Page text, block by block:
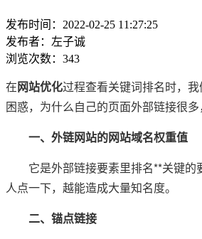
发布时间：2022-02-25 11:27:25
发布者：左子诚
浏览次数：343
在网站优化过程查看关键词排名时，
困惑，为什么自己的页面外部链接很
一、外链网站的网站域名权重值
它是外部链接要素里排名**关键的
人点一下，越能造成大量知名度。
二、锚点链接